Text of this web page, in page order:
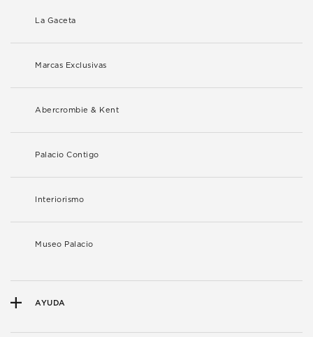
La Gaceta
Marcas Exclusivas
Abercrombie & Kent
Palacio Contigo
Interiorismo
Museo Palacio
AYUDA